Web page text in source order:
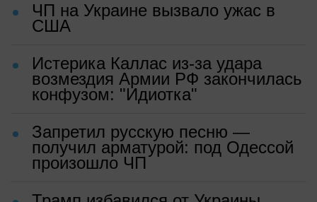
ЧП на Украине вызвало ужас в
США
Истерика Каллас из-за удара
возмездия Армии РФ закончилась
конфузом: "Идиотка"
Запретил русскую песню —
получил арматурой: под Одессой
произошло ЧП